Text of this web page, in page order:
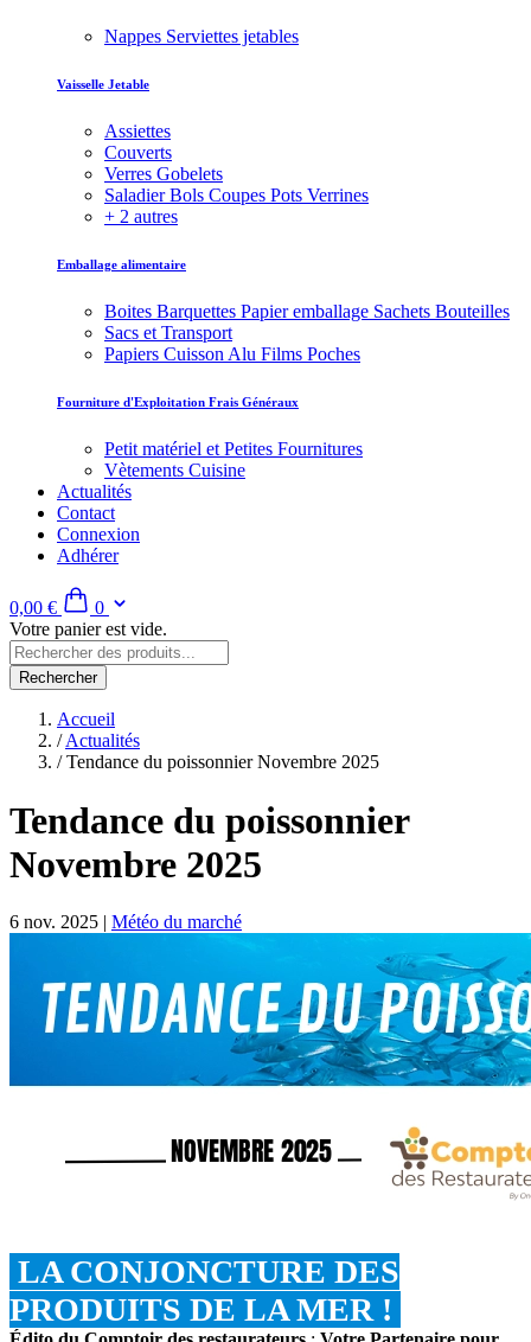
Nappes Serviettes jetables
Vaisselle Jetable
Assiettes
Couverts
Verres Gobelets
Saladier Bols Coupes Pots Verrines
+ 2 autres
Emballage alimentaire
Boites Barquettes Papier emballage Sachets Bouteilles
Sacs et Transport
Papiers Cuisson Alu Films Poches
Fourniture d'Exploitation Frais Généraux
Petit matériel et Petites Fournitures
Vètements Cuisine
Actualités
Contact
Connexion
Adhérer
0,00 €
0
Votre panier est vide.
Rechercher
Accueil
/ Actualités
/Tendance du poissonnier Novembre 2025
Tendance du poissonnier
Novembre 2025
6 nov. 2025 | Météo du marché
LA CONJONCTURE DES
PRODUITS DE LA MER !